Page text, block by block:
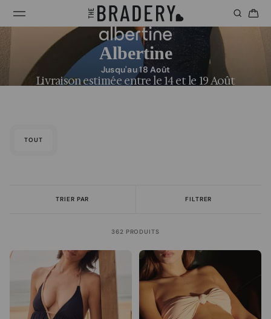
Albertine
Jusqu'au 18 Août
Livraison estimée entre le 14 et le 19 Août
TOUT
TRIER PAR FILTRER
362 PRODUITS